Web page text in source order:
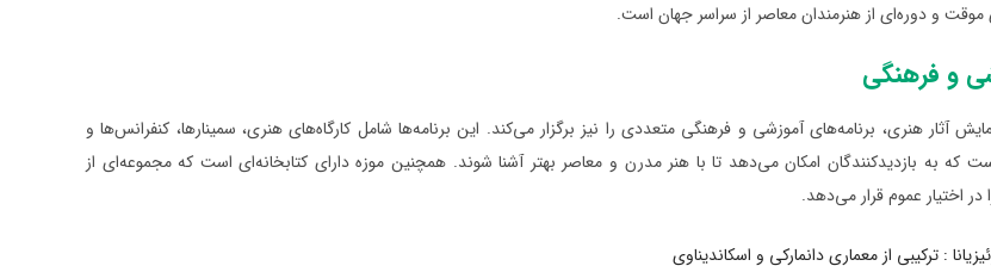
موقت و دوره‌ای از هنرمندان معاصر از سراسر جهان است.
و فرهنگی
نمایش آثار هنری، برنامه‌های آموزشی و فرهنگی متعددی را نیز برگزار می‌کند. این برنامه‌ها شامل کارگاه‌های هنری، سمینارها، کنفرانس‌ها و
که به بازدیدکنندگان امکان می‌دهد تا با هنر مدرن و معاصر بهتر آشنا شوند. همچنین موزه دارای کتابخانه‌ای است که مجموعه‌ای از
اختیار عموم قرار می‌دهد.